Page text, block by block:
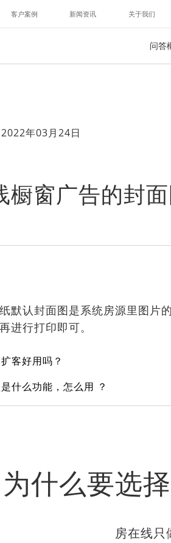
客户案例 新闻资讯 关于我们
问答
年03月24日
橱窗广告的封
默认封面图是系统房源里图片
进行打印即可。
客好用吗？
什么功能，怎么用 ？
为什么要选
房在线只